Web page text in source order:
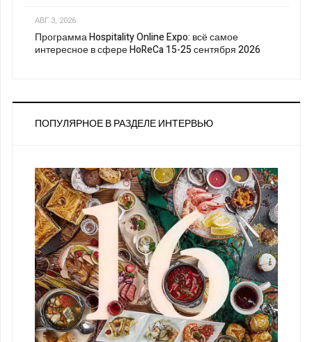
АВГ 3, 2026
Программа Hospitality Online Expo: всё самое
интересное в сфере HoReCa 15-25 сентября 2026
ПОПУЛЯРНОЕ В РАЗДЕЛЕ ИНТЕРВЬЮ